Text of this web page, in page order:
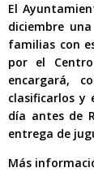
El
diciembre
familias con
por el
encargará,
clasificarlos y
día antes de
entrega de
Más